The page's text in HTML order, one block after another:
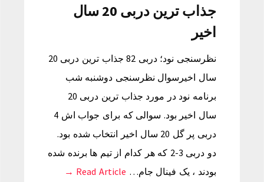
جذاب ترین دربی 20 سال
اخیر
نظرسنجی نود؛ دربی 82 جذاب ترین دربی 20
سال اخیرسوال نظرسنجی دوشنبه شب
برنامه نود در مورد جذاب ترین دربی 20
سال اخیر بود. سوالی که برای جواب اش 4
دربی پر گل 20 سال اخیر انتخاب شده بود.
دو دربی 3-2 که هر کدام از تیم ها برنده شده
بودند ، یک فینال جام… Read Article →